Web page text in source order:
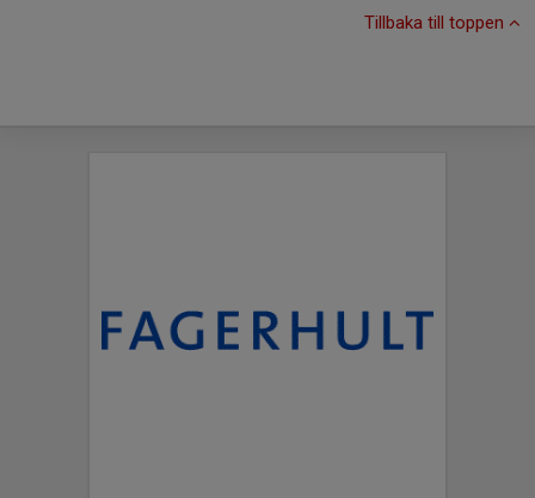
Tillbaka till toppen